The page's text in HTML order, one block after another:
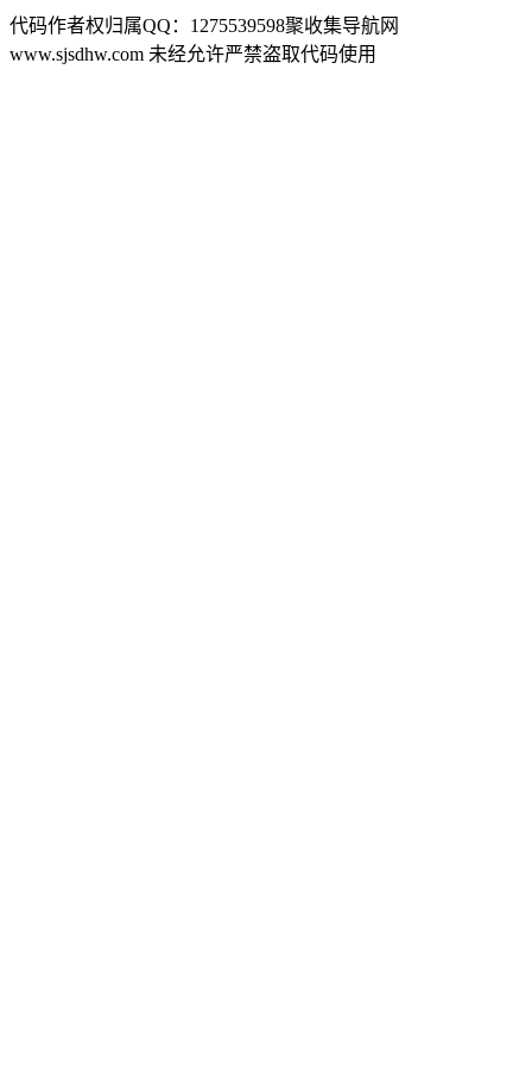
代码作者权归属QQ：1275539598聚收集导航网
www.sjsdhw.com 未经允许严禁盗取代码使用